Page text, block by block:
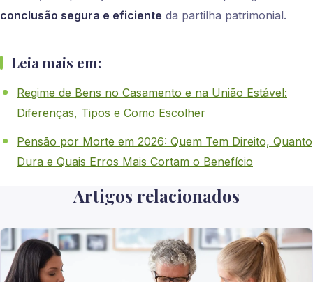
conclusão segura e eficiente da partilha patrimonial.
Leia mais em:
Regime de Bens no Casamento e na União Estável:
Diferenças, Tipos e Como Escolher
Pensão por Morte em 2026: Quem Tem Direito, Quanto
Dura e Quais Erros Mais Cortam o Benefício
Artigos relacionados